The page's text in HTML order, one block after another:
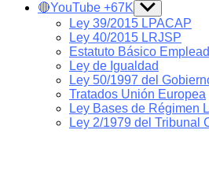
🔴YouTube +67K Show
sub
menu
Ley 39/2015 LPACAP
Ley 40/2015 LRJSP
Estatuto Básico
Ley de Igualdad
Ley 50/1997 del
Tratados Unión Europea
Ley Bases de Régimen
Ley 2/1979 del Tribunal